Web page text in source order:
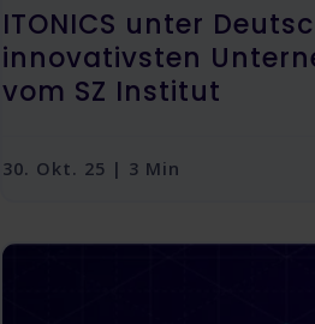
ITONICS unter
innovativsten
vom SZ Institut
30. Okt. 25 | 3 Min